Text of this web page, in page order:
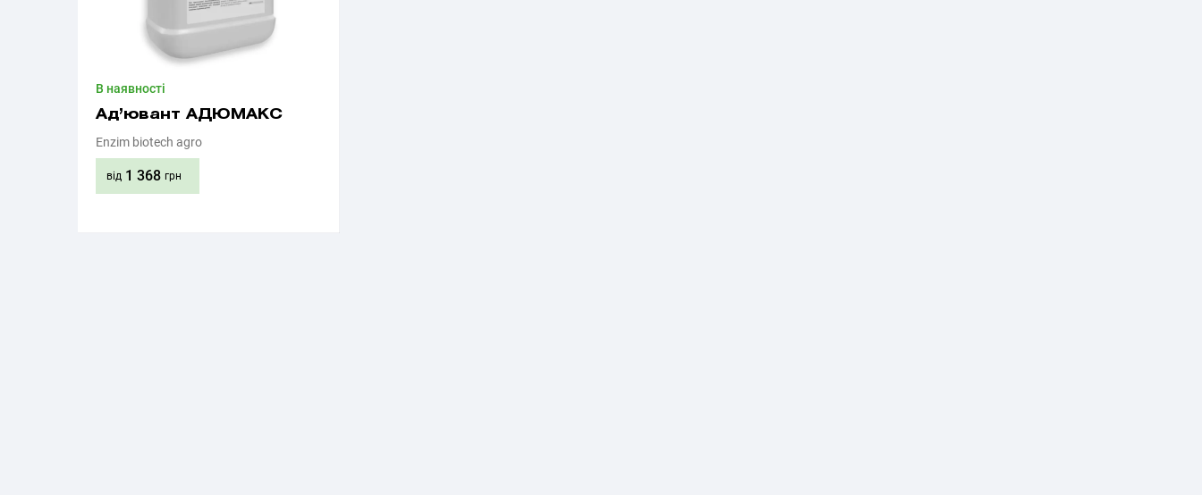
В наявності
Ад’ювант АДЮМАКС
Enzim biotech agro
від 1 368 грн